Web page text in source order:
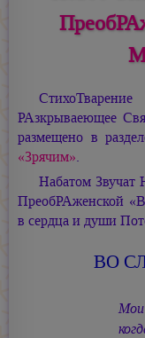
РАзкрываеющее
размещено в
«Зрячим».
Набатом Звучат
ПреобРАженской
в сердца и души
ВО
Мои